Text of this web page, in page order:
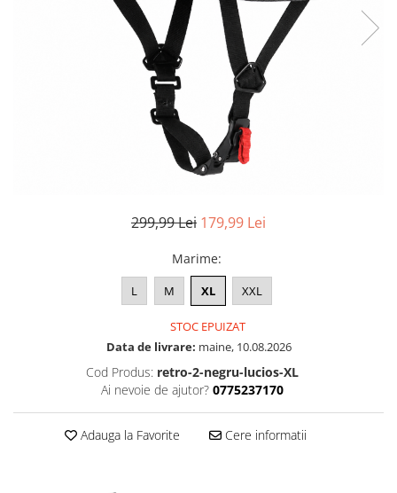
299,99 Lei 179,99 Lei
Marime:
L M XL XXL
STOC EPUIZAT
Data de livrare: maine, 10.08.2026
Cod Produs: retro-2-negru-lucios-XL
Ai nevoie de ajutor? 0775237170
Adauga la Favorite Cere informatii